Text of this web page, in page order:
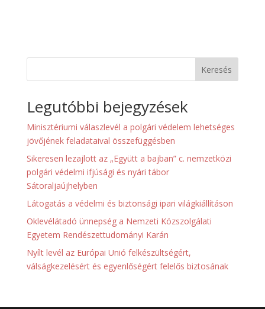
Keresés
Legutóbbi bejegyzések
Minisztériumi válaszlevél a polgári védelem lehetséges
jövőjének feladataival összefüggésben
Sikeresen lezajlott az „Együtt a bajban” c. nemzetközi
polgári védelmi ifjúsági és nyári tábor
Sátoraljaújhelyben
Látogatás a védelmi és biztonsági ipari világkiállításon
Oklevélátadó ünnepség a Nemzeti Közszolgálati
Egyetem Rendészettudományi Karán
Nyílt levél az Európai Unió felkészültségért,
válságkezelésért és egyenlőségért felelős biztosának